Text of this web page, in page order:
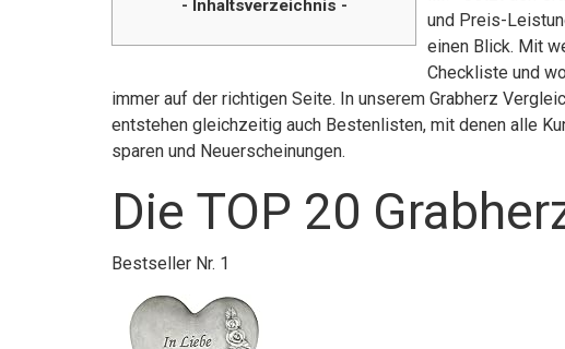
- Inhaltsverzeichnis -
und Preis-
einen Blick. Mit
Checkliste und
immer auf der richtigen Seite. In unserem Grabherz
entstehen gleichzeitig auch Bestenlisten, mit denen alle
sparen und Neuerscheinungen.
Die TOP 20
Bestseller Nr. 1